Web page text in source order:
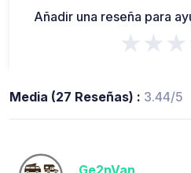
Añadir una reseña para
Media (27 Reseñas) : 3.44/5